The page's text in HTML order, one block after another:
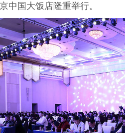
中国大饭店隆重举行。